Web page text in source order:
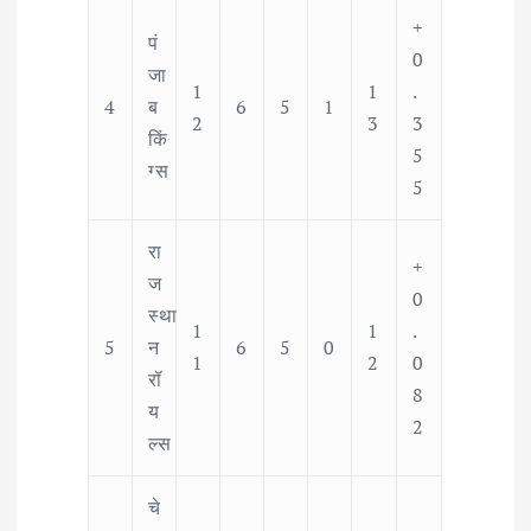
4
पं
जा
ब
किं
ग्स
1
2
6 5 1
1
3
+
0
.
3
5
5
5
रा
ज
स्था
न
रॉ
य
ल्स
1
1
6 5 0
1
2
+
0
.
0
8
2
चे